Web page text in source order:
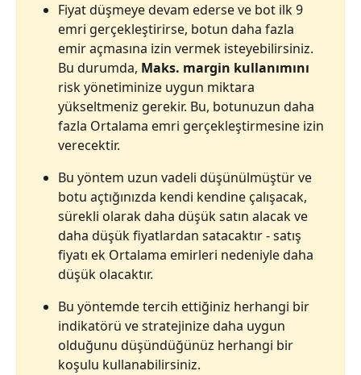
Fiyat düşmeye devam ederse ve bot ilk 9
emri gerçekleştirirse, botun daha fazla
emir açmasına izin vermek isteyebilirsiniz.
Bu durumda, Maks. margin kullanımını
risk yönetiminize uygun miktara
yükseltmeniz gerekir. Bu, botunuzun daha
fazla Ortalama emri gerçekleştirmesine izin
verecektir.
Bu yöntem uzun vadeli düşünülmüştür ve
botu açtığınızda kendi kendine çalışacak,
sürekli olarak daha düşük satın alacak ve
daha düşük fiyatlardan satacaktır - satış
fiyatı ek Ortalama emirleri nedeniyle daha
düşük olacaktır.
Bu yöntemde tercih ettiğiniz herhangi bir
indikatörü ve stratejinize daha uygun
olduğunu düşündüğünüz herhangi bir
koşulu kullanabilirsiniz.